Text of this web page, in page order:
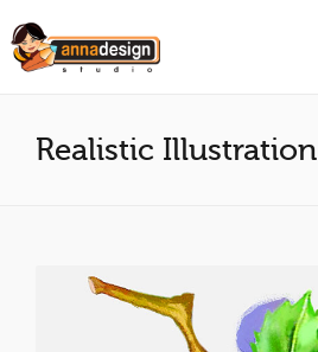
Realistic Illustration